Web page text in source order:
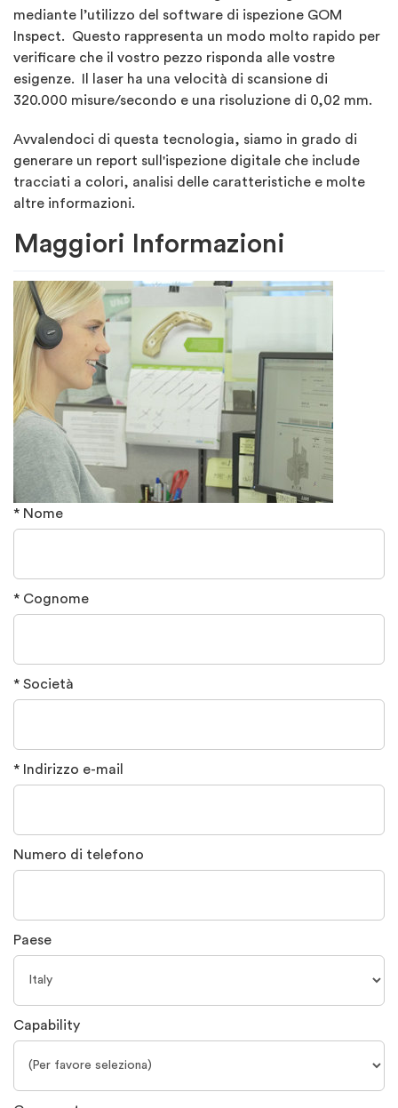
mediante l’utilizzo del software di ispezione GOM
Inspect. Questo rappresenta un modo molto rapido per
verificare che il vostro pezzo risponda alle vostre
esigenze. Il laser ha una velocità di scansione di
320.000 misure/secondo e una risoluzione di 0,02 mm.
Avvalendoci di questa tecnologia, siamo in grado di
generare un report sull'ispezione digitale che include
tracciati a colori, analisi delle caratteristiche e molte
altre informazioni.
Maggiori Informazioni
* Nome
* Cognome
* Società
* Indirizzo e-mail
Numero di telefono
Paese
Capability